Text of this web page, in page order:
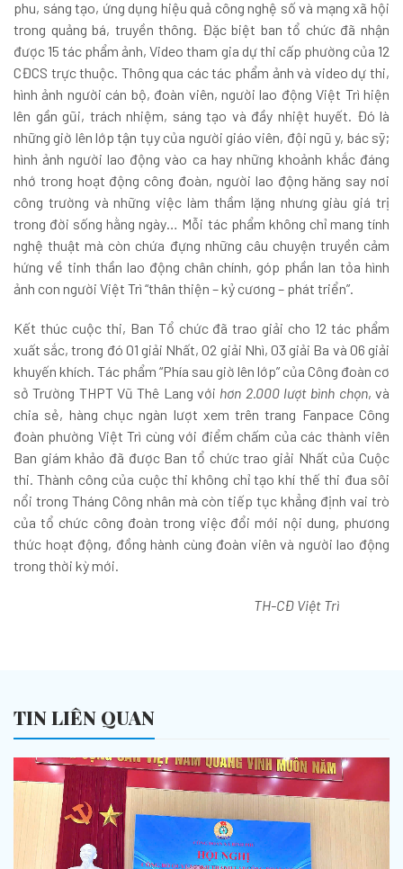
phu, sáng tạo, ứng dụng hiệu quả công nghệ số và mạng xã hội
trong quảng bá, truyền thông. Đặc biệt ban tổ chức đã nhận
được 15 tác phẩm ảnh, Video tham gia dự thi cấp phường của 12
CĐCS trực thuộc. Thông qua các tác phẩm ảnh và video dự thi,
hình ảnh người cán bộ, đoàn viên, người lao động Việt Trì hiện
lên gần gũi, trách nhiệm, sáng tạo và đầy nhiệt huyết. Đó là
những giờ lên lớp tận tụy của người giáo viên, đội ngũ y, bác sỹ;
hình ảnh người lao động vào ca hay những khoảnh khắc đáng
nhớ trong hoạt động công đoàn, người lao động hăng say nơi
công trường và những việc làm thầm lặng nhưng giàu giá trị
trong đời sống hằng ngày… Mỗi tác phẩm không chỉ mang tính
nghệ thuật mà còn chứa đựng những câu chuyện truyền cảm
hứng về tinh thần lao động chân chính, góp phần lan tỏa hình
ảnh con người Việt Trì “thân thiện – kỷ cương – phát triển”.
Kết thúc cuộc thi, Ban Tổ chức đã trao giải cho 12 tác phẩm
xuất sắc, trong đó 01 giải Nhất, 02 giải Nhì, 03 giải Ba và 06 giải
khuyến khích. Tác phẩm “Phía sau giờ lên lớp” của Công đoàn cơ
sở Trường THPT Vũ Thê Lang với hơn 2.000 lượt bình chọn, và
chia sẻ, hàng chục ngàn lượt xem trên trang Fanpace Công
đoàn phường Việt Trì cùng với điểm chấm của các thành viên
Ban giám khảo đã được Ban tổ chức trao giải Nhất của Cuộc
thi. Thành công của cuộc thi không chỉ tạo khí thế thi đua sôi
nổi trong Tháng Công nhân mà còn tiếp tục khẳng định vai trò
của tổ chức công đoàn trong việc đổi mới nội dung, phương
thức hoạt động, đồng hành cùng đoàn viên và người lao động
trong thời kỳ mới.
TH-CĐ Việt Trì
TIN LIÊN QUAN